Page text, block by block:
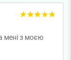
позитивних
мені з моєю